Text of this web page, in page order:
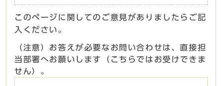
このページに関してのご意見がありましたらご記
入ください。
（注意）お答えが必要なお問い合わせは、直接担
当部署へお願いします（こちらではお受けできま
せん）。